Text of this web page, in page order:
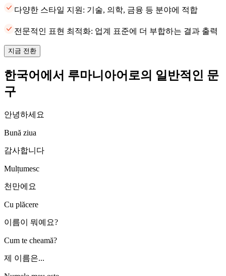
다양한 스타일 지원: 기술, 의학, 금융 등 분야에 적합
전문적인 표현 최적화: 업계 표준에 더 부합하는 결과 출력
지금 전환
한국어에서 루마니아어로의 일반적인 문
구
안녕하세요
Bună ziua
감사합니다
Mulțumesc
천만에요
Cu plăcere
이름이 뭐예요?
Cum te cheamă?
제 이름은...